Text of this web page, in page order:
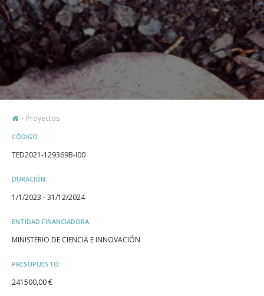
Proyectos
CÓDIGO:
TED2021-129369B-I00
DURACIÓN:
1/1/2023 - 31/12/2024
ENTIDAD FINANCIADORA:
MINISTERIO DE CIENCIA E INNOVACIÓN
PRESUPUESTO:
241500,00 €